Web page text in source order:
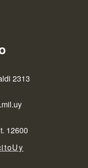
2313
12600